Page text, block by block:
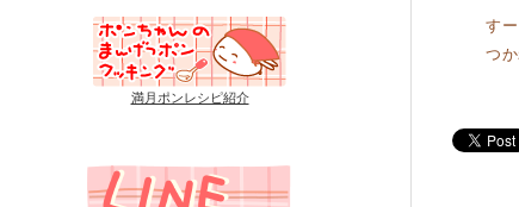
す
つ
満月ポンレシピ紹介